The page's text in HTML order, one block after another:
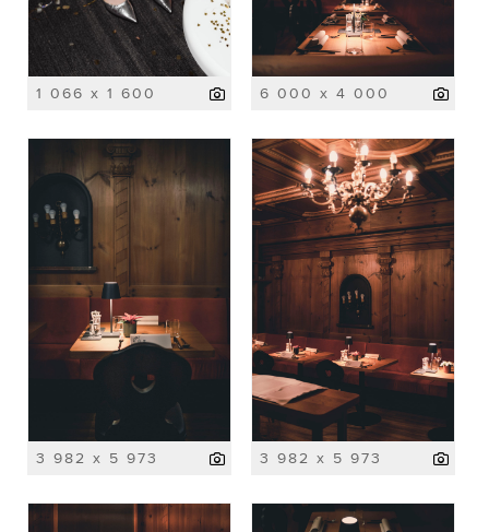
1 066 x 1 600 6 000 x 4 000
3 982 x 5 973 3 982 x 5 973